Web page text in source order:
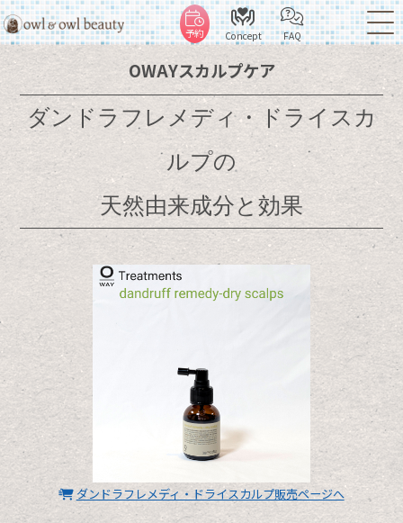
予約 Concept FAQ
OWAYスカルプケア
ダンドラフレメディ・ドライスカ
ルプの
天然由来成分と効果
ダンドラフレメディ・ドライスカルプ販売ページへ